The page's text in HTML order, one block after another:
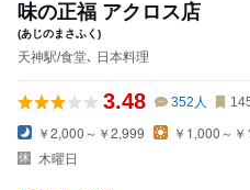
味の正福 アクロス店
(あじのまさふく)
天神駅/食堂､ 日本料理
3.48 352 人
￥2,000～￥2,999
￥1,000～
木曜日